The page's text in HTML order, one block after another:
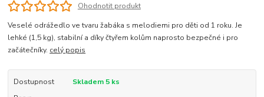
Ohodnotit produkt
Veselé odrážedlo ve tvaru žabáka s melodiemi pro děti od 1 roku. Je
lehké (1,5 kg), stabilní a díky čtyřem kolům naprosto bezpečné i pro
začátečníky. celý popis
Dostupnost
Skladem 5 ks